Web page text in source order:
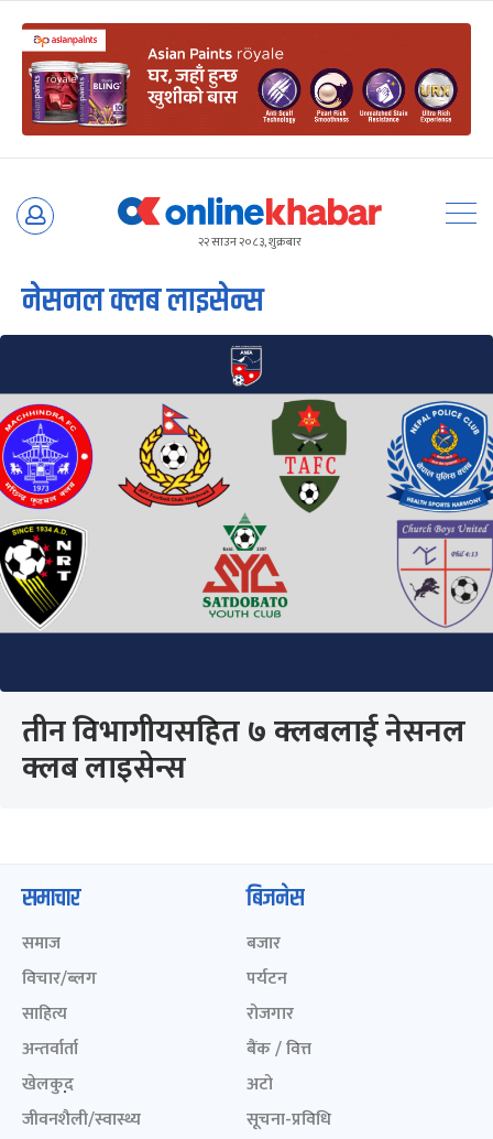
Skip
२२ साउन २०८३, शुक्रबार
नेसनल क्लब लाइसेन्स
तीन विभागीयसहित ७ क्लबलाई नेसनल
क्लब लाइसेन्स
समाचार
समाज
विचार/ब्लग
साहित्य
अन्तर्वार्ता
खेलकुद़़
जीवनशैली/स्वास्थ्य
बिजनेस
बजार
पर्यटन
रोजगार
बैंक / वित्त
अटो
सूचना-प्रविधि